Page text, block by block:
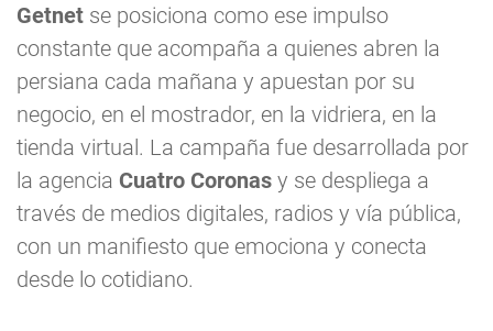
Getnet se posiciona como ese impulso
constante que acompaña a quienes abren la
persiana cada mañana y apuestan por su
negocio, en el mostrador, en la vidriera, en la
tienda virtual. La campaña fue desarrollada por
la agencia Cuatro Coronas y se despliega a
través de medios digitales, radios y vía pública,
con un manifiesto que emociona y conecta
desde lo cotidiano.